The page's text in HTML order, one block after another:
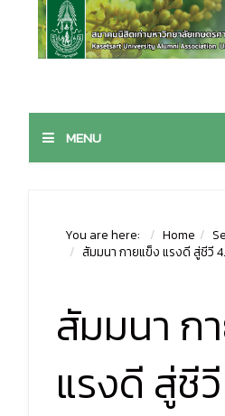
MENU
You are here: Home
สัมมนา กายแข็ง แรงดี สู่ชีวี
สัมมนา ก
แรงดี สู่ชี